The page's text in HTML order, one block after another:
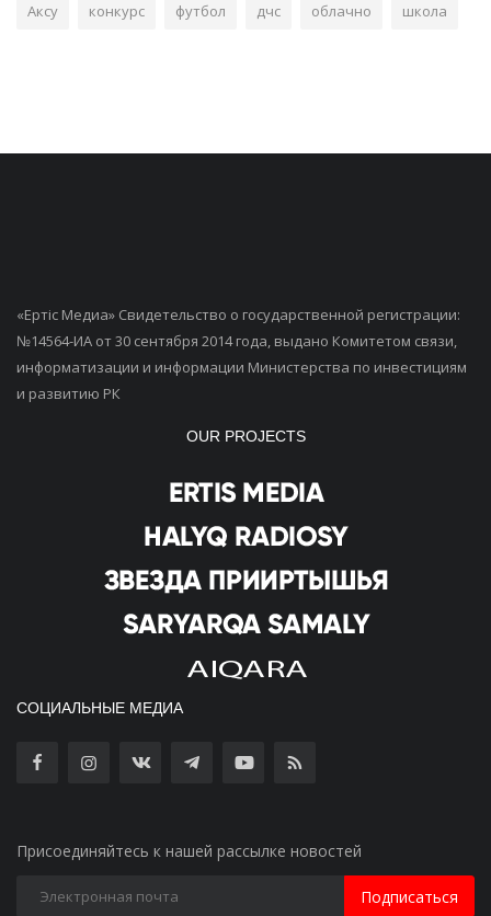
Аксу конкурс футбол дчс облачно школа
«Ертiс Медиа» Свидетельство о государственной регистрации:
№14564-ИА от 30 сентября 2014 года, выдано Комитетом связи,
информатизации и информации Министерства по инвестициям
и развитию РК
OUR PROJECTS
СОЦИАЛЬНЫЕ МЕДИА
Присоединяйтесь к нашей рассылке новостей
Подписаться